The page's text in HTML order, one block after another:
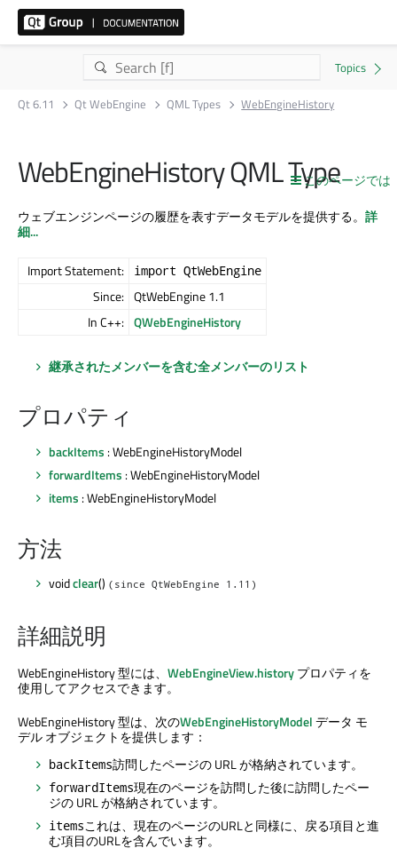
Qt 6.11 Qt WebEngine QML Types WebEngineHistory
このページでは
WebEngineHistory QML Type
ウェブエンジンページの履歴を表すデータモデルを提供する。 詳
細...
Import Statement: import QtWebEngine
Since: QtWebEngine 1.1
In C++: QWebEngineHistory
継承されたメンバーを含む全メンバーのリスト
プロパティ
backItems : WebEngineHistoryModel
forwardItems : WebEngineHistoryModel
items : WebEngineHistoryModel
方法
voidclear() (since QtWebEngine 1.11)
詳細説明
WebEngineHistory 型には、 WebEngineView.historyプロパティを
使用してアクセスできます。
WebEngineHistory 型は、次のWebEngineHistoryModelデータ モ
デル オブジェクトを提供します：
backItems訪問したページの URL が格納されています。
forwardItems現在のページを訪問した後に訪問したペー
ジの URL が格納されています。
itemsこれは、現在のページのURLと同様に、戻る項目と進
む項目のURLを含んでいます。